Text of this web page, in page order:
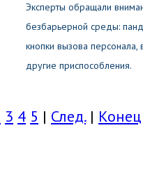
Эксперты обращали
безбарьерной среды:
кнопки вызова
другие приспособления.
3 4 5 | След.| Конец